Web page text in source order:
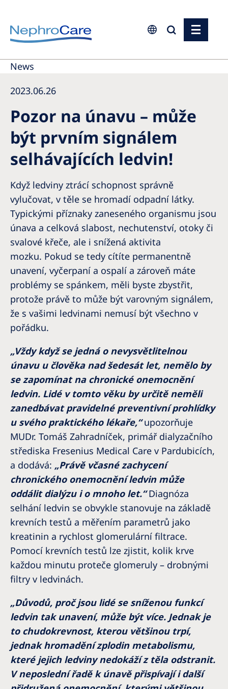
Europe
Germany
Israel
Italy
Netherlands
Poland
Portugal
Romania
Russia
Serbia
Slovakia
Slovenia
Spain
Sweden
Switzerland
United Kingdom
Asia Pacific
Asia Pacific
Australia
Philippines
North America
United States of America
NephroCare International
Global Website
News
2023.06.26
Pozor na únavu – může
být prvním signálem
selhávajících ledvin!
Když ledviny ztrácí schopnost správně
vylučovat, v těle se hromadí odpadní látky.
Typickými příznaky zaneseného organismu jsou
únava a celková slabost, nechutenství, otoky či
svalové křeče, ale i snížená aktivita
mozku. Pokud se tedy cítíte permanentně
unavení, vyčerpaní a ospalí a zároveň máte
problémy se spánkem, měli byste zbystřit,
protože právě to může být varovným signálem,
že s vašimi ledvinami nemusí být všechno v
pořádku.
„Vždy když se jedná o nevysvětlitelnou
únavu u člověka nad šedesát let, nemělo by
se zapomínat na chronické onemocnění
ledvin. Lidé v tomto věku by určitě neměli
zanedbávat pravidelné preventivní prohlídky
u svého praktického lékaře,“upozorňuje
MUDr. Tomáš Zahradníček, primář dialyzačního
střediska Fresenius Medical Care v Pardubicích,
a dodává: „Právě včasné zachycení
chronického onemocnění ledvin může
oddálit dialýzu i o mnoho let.“Diagnóza
selhání ledvin se obvykle stanovuje na základě
krevních testů a měřením parametrů jako
kreatinin a rychlost glomerulární filtrace.
Pomocí krevních testů lze zjistit, kolik krve
každou minutu proteče glomeruly – drobnými
filtry v ledvinách.
„Důvodů, proč jsou lidé se sníženou funkcí
ledvin tak unavení, může být více. Jednak je
to chudokrevnost, kterou většinou trpí,
jednak hromadění zplodin metabolismu,
které jejich ledviny nedokáží z těla odstranit.
V neposlední řadě k únavě přispívají i další